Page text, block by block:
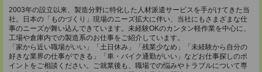
2003年の設立以来、製造分野に特化した人材派遣サービスを手がけてきた当
社。日本の「ものづくり」現場のニーズ拡大に伴い、当社にもさまざまな仕
事のニーズが舞い込んできています。未経験OKのカンタン軽作業を中心に、
工場や倉庫内での製造系のお仕事をご紹介しています。
「家から近い職場がいい」「土日休み」「残業少なめ」「未経験から自分の
好きな業界の仕事ができる」「車・バイク通勤がいい」などお仕事探しのポ
イントをご相談ください。ご就業後も、職場での悩みやトラブルについて専